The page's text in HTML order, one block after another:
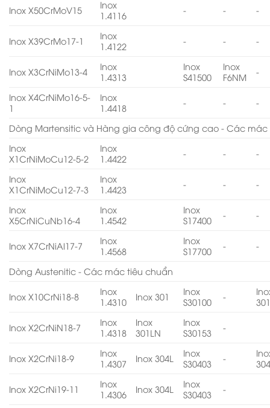
Inox X50CrMoV15
Inox
1.4116
- - -
Inox X39CrMo17-1
Inox
1.4122
- - -
Inox X3CrNiMo13-4
Inox
1.4313
Inox
S41500
Inox
F6NM
-
Inox X4CrNiMo16-5-
1
Inox
1.4418
- - -
Dòng Martensitic và Hàng gia công độ cứng cao - Các
Inox
X1CrNiMoCu12-5-2
Inox
1.4422
- - -
Inox
X1CrNiMoCu12-7-3
Inox
1.4423
- - -
Inox
X5CrNiCuNb16-4
Inox
1.4542
Inox
S17400
- -
Inox X7CrNiAl17-7
Inox
1.4568
Inox
S17700
- -
Dòng Austenitic - Các mác tiêu chuẩn
Inox X10CrNi18-8
Inox
1.4310
Inox 301
Inox
S30100
-
Inox X2CrNiN18-7
Inox
1.4318
Inox
301LN
Inox
S30153
-
Inox X2CrNi18-9
Inox
1.4307
Inox 304L
Inox
S30403
-
Inox X2CrNi19-11
Inox
1.4306
Inox 304L
Inox
S30403
-